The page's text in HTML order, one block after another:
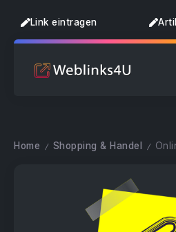
Link eintragen
Home / Shopping & Handel /